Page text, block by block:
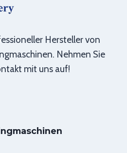
Hersteller von
Nehmen Sie
mit uns auf!